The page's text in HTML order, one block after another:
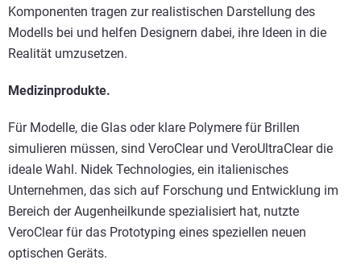
Komponenten tragen zur realistischen Darstellung des
Modells bei und helfen Designern dabei, ihre Ideen in die
Realität umzusetzen.
Medizinprodukte.
Für Modelle, die Glas oder klare Polymere für Brillen
simulieren müssen, sind VeroClear und VeroUltraClear die
ideale Wahl. Nidek Technologies, ein italienisches
Unternehmen, das sich auf Forschung und Entwicklung im
Bereich der Augenheilkunde spezialisiert hat, nutzte
VeroClear für das Prototyping eines speziellen neuen
optischen Geräts.